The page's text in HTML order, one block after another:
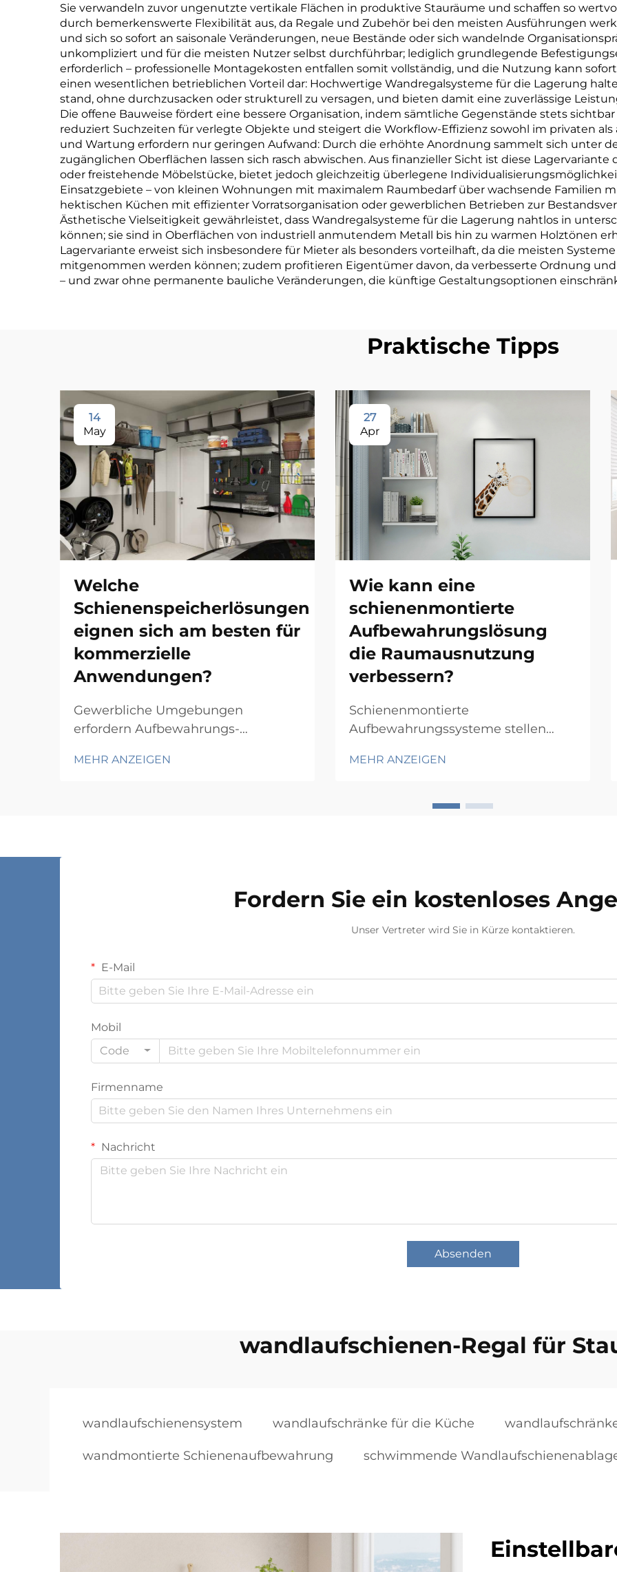
Sie verwandeln zuvor ungenutzte vertikale Flächen in produktive Stauräume und schaffen so
durch bemerkenswerte Flexibilität aus, da Regale und Zubehör bei den meisten Ausführungen
und sich so sofort an saisonale Veränderungen, neue Bestände oder sich wandelnde
unkompliziert und für die meisten Nutzer selbst durchführbar; lediglich grundlegende
erforderlich – professionelle Montagekosten entfallen somit vollständig, und die Nutzung kann
einen wesentlichen betrieblichen Vorteil dar: Hochwertige Wandregalsysteme für die Lagerung
stand, ohne durchzusacken oder strukturell zu versagen, und bieten damit eine zuverlässige
Die offene Bauweise fördert eine bessere Organisation, indem sämtliche Gegenstände stets
reduziert Suchzeiten für verlegte Objekte und steigert die Workflow-Effizienz sowohl im privaten
und Wartung erfordern nur geringen Aufwand: Durch die erhöhte Anordnung sammelt sich unter
zugänglichen Oberflächen lassen sich rasch abwischen. Aus finanzieller Sicht ist diese
oder freistehende Möbelstücke, bietet jedoch gleichzeitig überlegene
Einsatzgebiete – von kleinen Wohnungen mit maximalem Raumbedarf über wachsende Familien
hektischen Küchen mit effizienter Vorratsorganisation oder gewerblichen Betrieben zur
Ästhetische Vielseitigkeit gewährleistet, dass Wandregalsysteme für die Lagerung nahtlos in
können; sie sind in Oberflächen von industriell anmutendem Metall bis hin zu warmen Holztönen
Lagervariante erweist sich insbesondere für Mieter als besonders vorteilhaft, da die meisten
mitgenommen werden können; zudem profitieren Eigentümer davon, da verbesserte Ordnung
– und zwar ohne permanente bauliche Veränderungen, die künftige Gestaltungsoptionen
Praktische Tipps
14
May
Welche
Schienenspeicherlösungen
eignen sich am besten für
kommerzielle
Anwendungen?
Gewerbliche Umgebungen
erfordern Aufbewahrungs-
Langlebigkeit, Funktionalität und
Produktionsstätten hängt die Wahl...
MEHR ANZEIGEN
27
Apr
Wie kann eine
schienenmontierte
Aufbewahrungslösung
die Raumausnutzung
verbessern?
Schienenmontierte
Aufbewahrungssysteme stellen
Maximierung der Raumeffizienz in
dar. Durch die Nutzung
Lösungen eine...
MEHR ANZEIGEN
Fordern Sie ein kostenloses
Unser Vertreter wird Sie in Kürze kontaktieren.
E-Mail
Mobil
Code
Firmenname
Nachricht
Absenden
wandlaufschienen-Regal für
wandlaufschienensystem wandlaufschränke für die Küche
wandmontierte Schienenaufbewahrung schwimmende